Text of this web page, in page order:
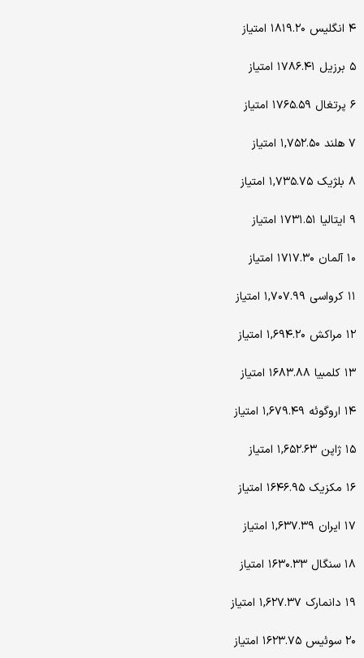
۴ انگلیس ۱۸۱۹.۲۰ امتیاز
۵ برزیل ۱۷۸۶.۴۱ امتیاز
۶ پرتغال ۱۷۶۵.۵۹ امتیاز
۷ هلند ۱,۷۵۲.۵۰ امتیاز
۸ بلژیک ۱,۷۳۵.۷۵ امتیاز
۹ ایتالیا ۱۷۳۱.۵۱ امتیاز
۱۰ آلمان ۱۷۱۷.۳۰ امتیاز
۱۱ کرواسی ۱,۷۰۷.۹۹ امتیاز
۱۲ مراکش ۱,۶۹۴.۲۰ امتیاز
۱۳ کلمبیا ۱۶۸۳.۸۸ امتیاز
۱۴ اروگوئه ۱,۶۷۹.۴۹ امتیاز
۱۵ ژاپن ۱,۶۵۲.۶۳ امتیاز
۱۶ مکزیک ۱۶۴۶.۹۵ امتیاز
۱۷ ایران ۱,۶۳۷.۳۹ امتیاز
۱۸ سنگال ۱۶۳۰.۳۳ امتیاز
۱۹ دانمارک ۱,۶۲۷.۳۷ امتیاز
۲۰ سوئیس ۱۶۲۳.۷۵ امتیاز